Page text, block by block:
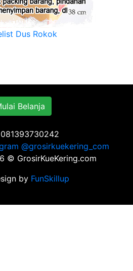
Dus Rokok
Mulai Belanja
@grosirkuekering_com
© GrosirKueKering.com
by FunSkillup